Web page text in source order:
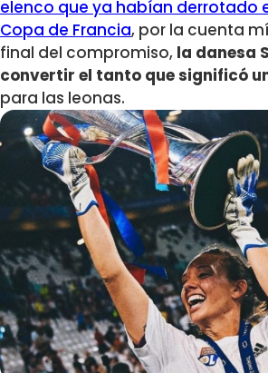
elenco que ya habían derrotado
Copa de Francia, por la cuenta
final del compromiso, la danesa
convertir el tanto que significó
para las leonas.